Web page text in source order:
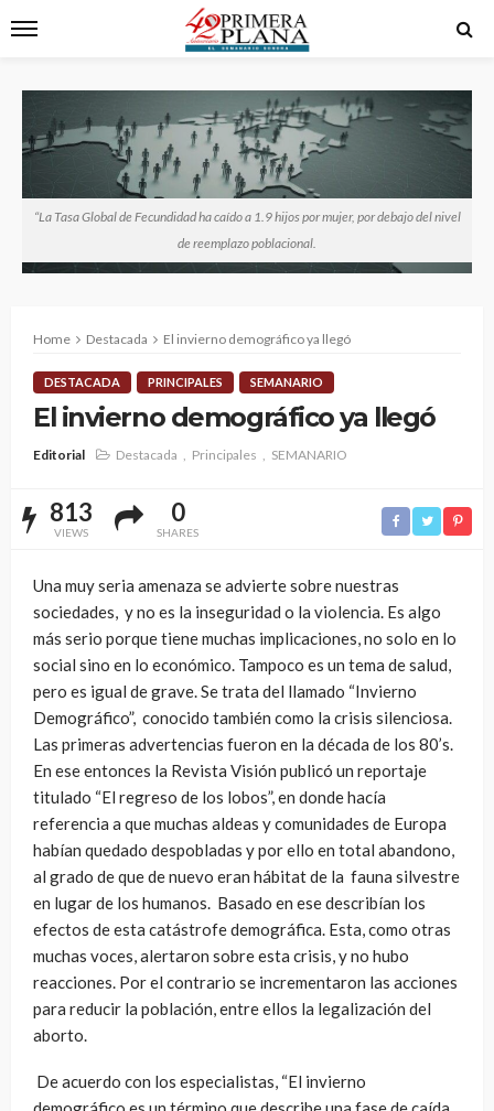
“La Tasa Global de Fecundidad ha caído a 1.9 hijos por mujer, por debajo del nivel
de reemplazo poblacional.
Home Destacada El invierno demográfico ya llegó
DESTACADA PRINCIPALES SEMANARIO
El invierno demográfico ya llegó
Editorial Destacada Principales SEMANARIO
813
VIEWS
0
SHARES
Una muy seria amenaza se advierte sobre nuestras
sociedades, y no es la inseguridad o la violencia. Es algo
más serio porque tiene muchas implicaciones, no solo en lo
social sino en lo económico. Tampoco es un tema de salud,
pero es igual de grave. Se trata del llamado “Invierno
Demográfico”, conocido también como la crisis silenciosa.
Las primeras advertencias fueron en la década de los 80’s.
En ese entonces la Revista Visión publicó un reportaje
titulado “El regreso de los lobos”, en donde hacía
referencia a que muchas aldeas y comunidades de Europa
habían quedado despobladas y por ello en total abandono,
al grado de que de nuevo eran hábitat de la fauna silvestre
en lugar de los humanos. Basado en ese describían los
efectos de esta catástrofe demográfica. Esta, como otras
muchas voces, alertaron sobre esta crisis, y no hubo
reacciones. Por el contrario se incrementaron las acciones
para reducir la población, entre ellos la legalización del
aborto.
De acuerdo con los especialistas, “El invierno